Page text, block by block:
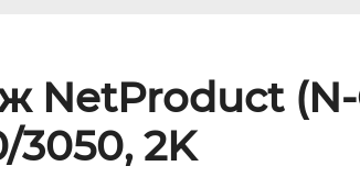
NetProduct (N-
3050, 2K